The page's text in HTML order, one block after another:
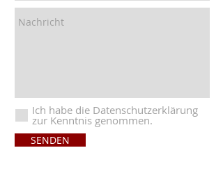
Ich habe die Datenschutzerklärung
zur Kenntnis genommen.
SENDEN